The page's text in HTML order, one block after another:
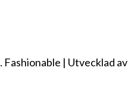
Fashionable | Utvecklad av